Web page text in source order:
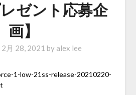
ゼント応募企
画】
2月 28, 2021 by alex lee